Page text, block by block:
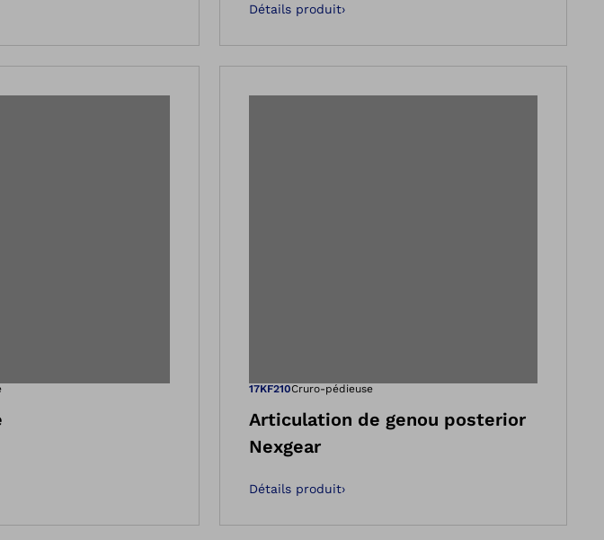
Détails produit›
Galerie
l’image dans la vue Galerie
Ouvre l’image
17KF210Cruro-pédieuse
Articulation de genou posterior
Nexgear
Détails produit›